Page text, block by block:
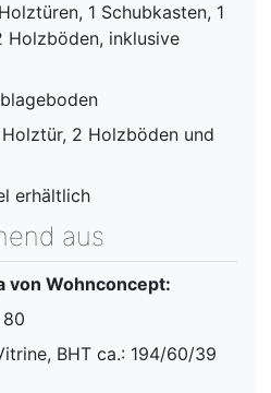
1 Schubkasten, 1
Holzböden, inklusive
2 Holzböden und
erhältlich
aus
von Wohnconcept:
80
BHT ca.: 194/60/39